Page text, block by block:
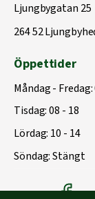
Ljungbygatan 25
264 52
Öppettider
Måndag - Fredag:
Tisdag: 08 - 18
Lördag: 10 - 14
Söndag: Stängt